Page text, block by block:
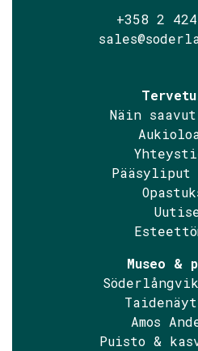
+358 2
Näin
Pääsyliput
Museo &
Amos
Puisto &